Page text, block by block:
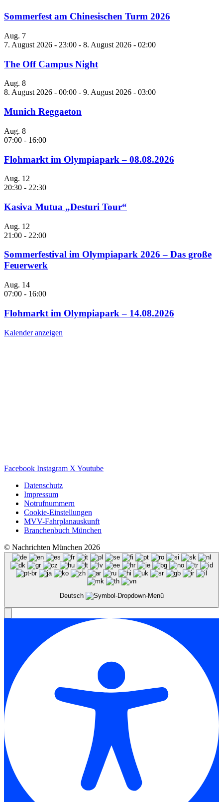
Sommerfest am Chinesischen Turm 2026
Aug. 7
7. August 2026 - 23:00 - 8. August 2026 - 02:00
The Off Campus Night
Aug. 8
8. August 2026 - 00:00 - 9. August 2026 - 03:00
Munich Reggaeton
Aug. 8
07:00 - 16:00
Flohmarkt im Olympiapark – 08.08.2026
Aug. 12
20:30 - 22:30
Kasiva Mutua „Desturi Tour“
Aug. 12
21:00 - 22:00
Sommerfestival im Olympiapark 2026 – Das große
Feuerwerk
Aug. 14
07:00 - 16:00
Flohmarkt im Olympiapark – 14.08.2026
Kalender anzeigen
Facebook Instagram X Youtube
Datenschutz
Impressum
Notrufnummern
Cookie-Einstellungen
MVV-Fahrplanauskunft
Branchenbuch München
© Nachrichten München 2026
Deutsch